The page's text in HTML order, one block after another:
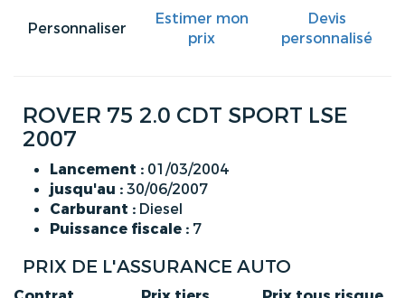
Personnaliser
Estimer mon
prix
Devis
personnalisé
ROVER 75 2.0 CDT SPORT LSE
2007
Lancement : 01/03/2004
jusqu'au :30/06/2007
Carburant : Diesel
Puissance fiscale : 7
PRIX DE L'ASSURANCE AUTO